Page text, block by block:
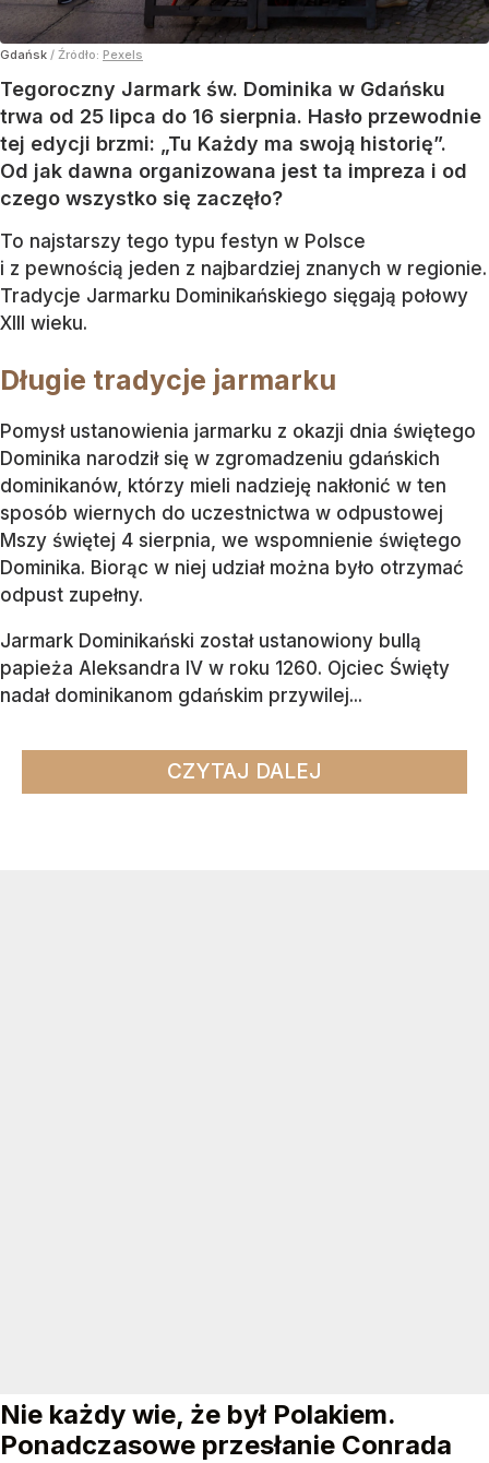
Gdańsk / Źródło: Pexels
Tegoroczny Jarmark św. Dominika w Gdańsku
trwa od 25 lipca do 16 sierpnia. Hasło przewodnie
tej edycji brzmi: „Tu Każdy ma swoją historię”.
Od jak dawna organizowana jest ta impreza i od
czego wszystko się zaczęło?
To najstarszy tego typu festyn w Polsce
i z pewnością jeden z najbardziej znanych w regionie.
Tradycje Jarmarku Dominikańskiego sięgają połowy
XIII wieku.
Długie tradycje jarmarku
Pomysł ustanowienia jarmarku z okazji dnia świętego
Dominika narodził się w zgromadzeniu gdańskich
dominikanów, którzy mieli nadzieję nakłonić w ten
sposób wiernych do uczestnictwa w odpustowej
Mszy świętej 4 sierpnia, we wspomnienie świętego
Dominika. Biorąc w niej udział można było otrzymać
odpust zupełny.
Jarmark Dominikański został ustanowiony bullą
papieża Aleksandra IV w roku 1260. Ojciec Święty
nadał dominikanom gdańskim przywilej...
CZYTAJ DALEJ
Nie każdy wie, że był Polakiem.
Ponadczasowe przesłanie Conrada